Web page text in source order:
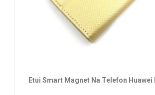
Etui Smart Magnet Na Telefon Huawei